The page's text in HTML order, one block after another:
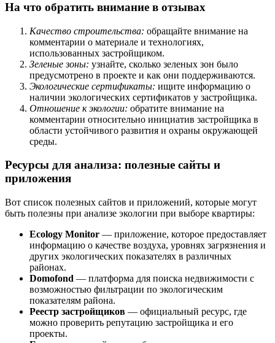
На что обратить внимание в отзывах
Качество строительства: обращайте внимание на
комментарии о материале и технологиях,
использованных застройщиком.
Зеленые зоны: узнайте, сколько зеленых зон было
предусмотрено в проекте и как они поддерживаются.
Экологические сертификаты: ищите информацию о
наличии экологических сертификатов у застройщика.
Отношение к экологии: обратите внимание на
комментарии относительно инициатив застройщика в
области устойчивого развития и охраны окружающей
среды.
Ресурсы для анализа: полезные сайты и
приложения
Вот список полезных сайтов и приложений, которые могут
быть полезны при анализе экологии при выборе квартиры:
Ecology Monitor — приложение, которое предоставляет
информацию о качестве воздуха, уровнях загрязнения и
других экологических показателях в различных
районах.
Domofond — платформа для поиска недвижимости с
возможностью фильтрации по экологическим
показателям района.
Реестр застройщиков — официальный ресурс, где
можно проверить репутацию застройщика и его
проекты.